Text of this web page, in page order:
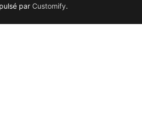
par Customify.